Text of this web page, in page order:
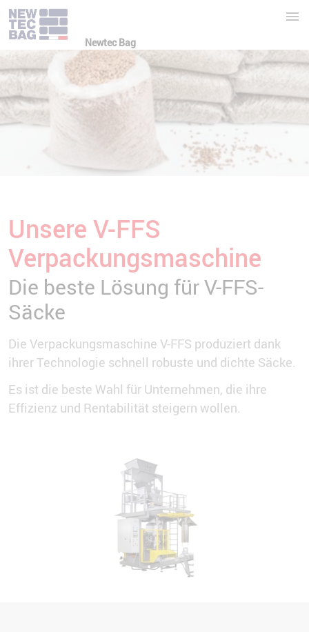
Newtec Bag
Unsere V-FFS
Verpackungsmaschine
Die beste Lösung für V-FFS-
Säcke
Die Verpackungsmaschine V-FFS produziert dank
ihrer Technologie schnell robuste und dichte Säcke.
Es ist die beste Wahl für Unternehmen, die ihre
Effizienz und Rentabilität steigern wollen.